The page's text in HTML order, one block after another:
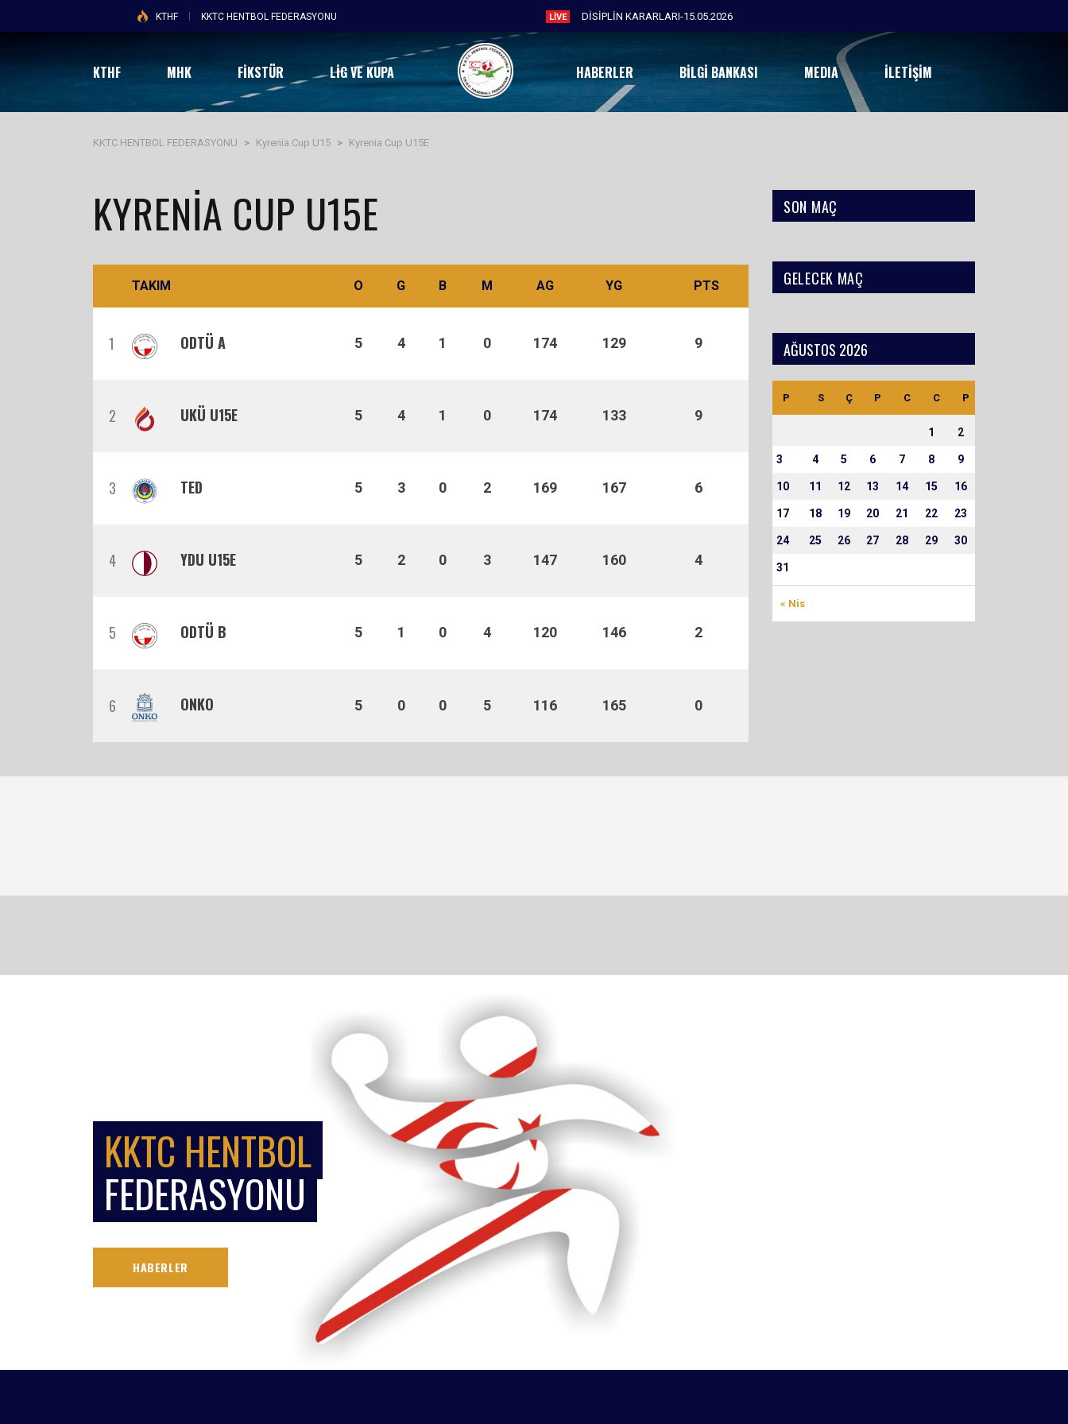
KTHF KKTC HENTBOL FEDERASYONU LIVE DİSİPLİN KARARLARI-15.05.2026
KTHF MHK FİKSTÜR LIG VE KUPA HABERLER BILGI BANKASI MEDIA İLETIŞIM
KKTC HENTBOL FEDERASYONU > Kyrenia Cup U15 > Kyrenia Cup U15E
KYRENIA CUP U15E
TAKIM O G B M AG YG PTS
1 ODTÜ A 5 4 1 0 174 129 9
2 UKÜ U15E 5 4 1 0 174 133 9
3 TED 5 3 0 2 169 167 6
4 YDU U15E 5 2 0 3 147 160 4
5 ODTÜ B 5 1 0 4 120 146 2
6 ONKO 5 0 0 5 116 165 0
SON MAÇ
GELECEK MAÇ
AĞUSTOS 2026
P S Ç P C C P
« Nis
1 2
3 4 5 6 7 8 9
10 11 12 13 14 15 16
17 18 19 20 21 22 23
24 25 26 27 28 29 30
31
KKTC HENTBOL
FEDERASYONU
HABERLER